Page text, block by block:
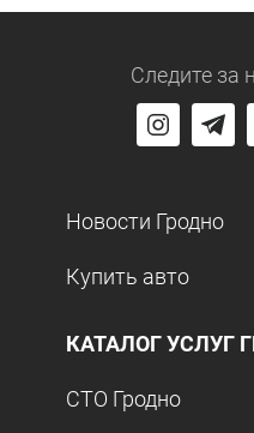
Следите за
Новости Гродно
Купить авто
КАТАЛОГ УСЛУГ
СТО Гродно